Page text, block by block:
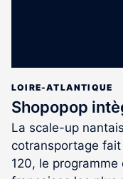
LOIRE-ATLANTIQUE
Shopopop
La scale-up
cotransportage
120, le